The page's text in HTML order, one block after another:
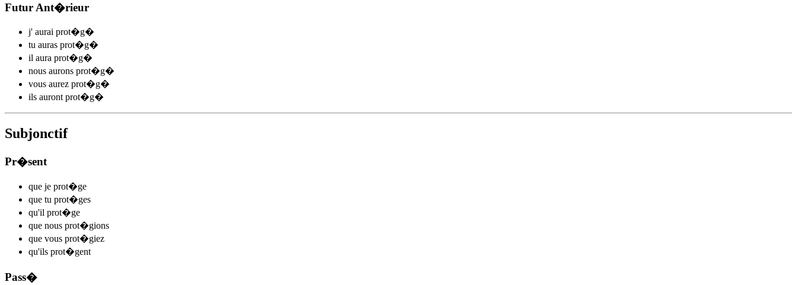
Futur Ant�rieur
j' aurai prot�g�
tu auras prot�g�
il aura prot�g�
nous aurons prot�g�
vous aurez prot�g�
ils auront prot�g�
Subjonctif
Pr�sent
que je prot�ge
que tu prot�ges
qu'il prot�ge
que nous prot�gions
que vous prot�giez
qu'ils prot�gent
Pass�